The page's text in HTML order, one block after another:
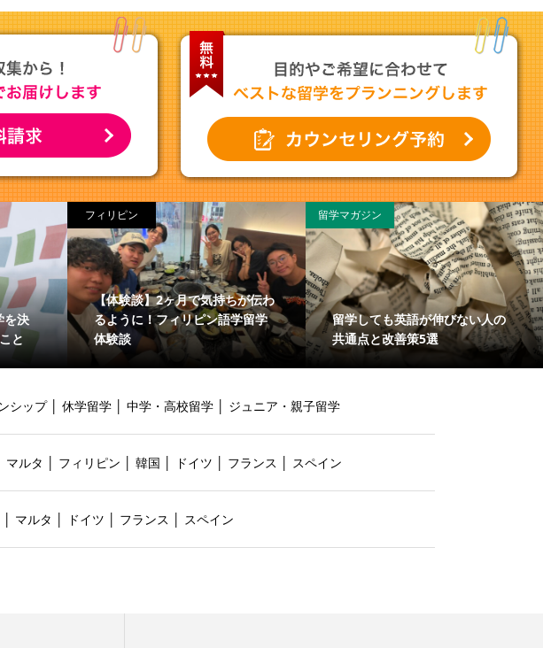
を決
と
フィリピン
【体験談】2ヶ月で気持ちが伝わ
るように！フィリピン語学留学
体験談
留学マガジン
留学しても英語が伸びない人の
共通点と改善策5選
シップ│ 休学留学 中学・高校留学 ジュニア・親子留学
マルタ フィリピン 韓国 ドイツ フランス スペイン
マルタ ドイツ フランス スペイン